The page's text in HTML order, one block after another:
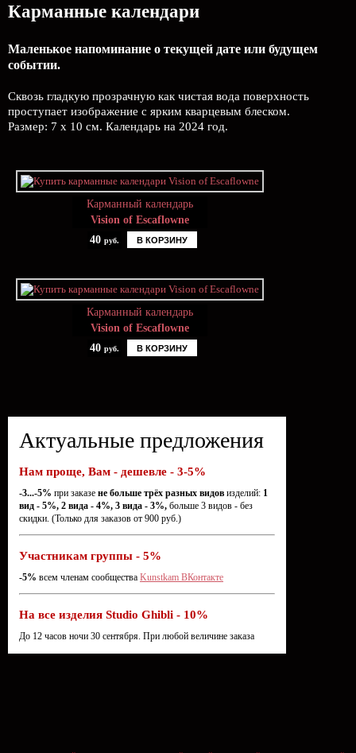
Карманные календари
Маленькое напоминание о текущей дате или будущем
событии.
Сквозь гладкую прозрачную как чистая вода поверхность
проступает изображение с ярким кварцевым блеском.
Размер: 7 х 10 см. Календарь на 2024 год.
Карманный календарь
Vision of Escaflowne
40 руб. В КОРЗИНУ
Карманный календарь
Vision of Escaflowne
40 руб. В КОРЗИНУ
Актуальные предложения
Нам проще, Вам - дешевле - 3-5%
-3...-5% при заказе не больше трёх разных видов изделий: 1
вид - 5%, 2 вида - 4%, 3 вида - 3%, больше 3 видов - без
скидки. (Только для заказов от 900 руб.)
Участникам группы - 5%
-5% всем членам сообщества Kunstkam ВКонтакте
На все изделия Studio Ghibli - 10%
До 12 часов ночи 30 сентября. При любой величине заказа